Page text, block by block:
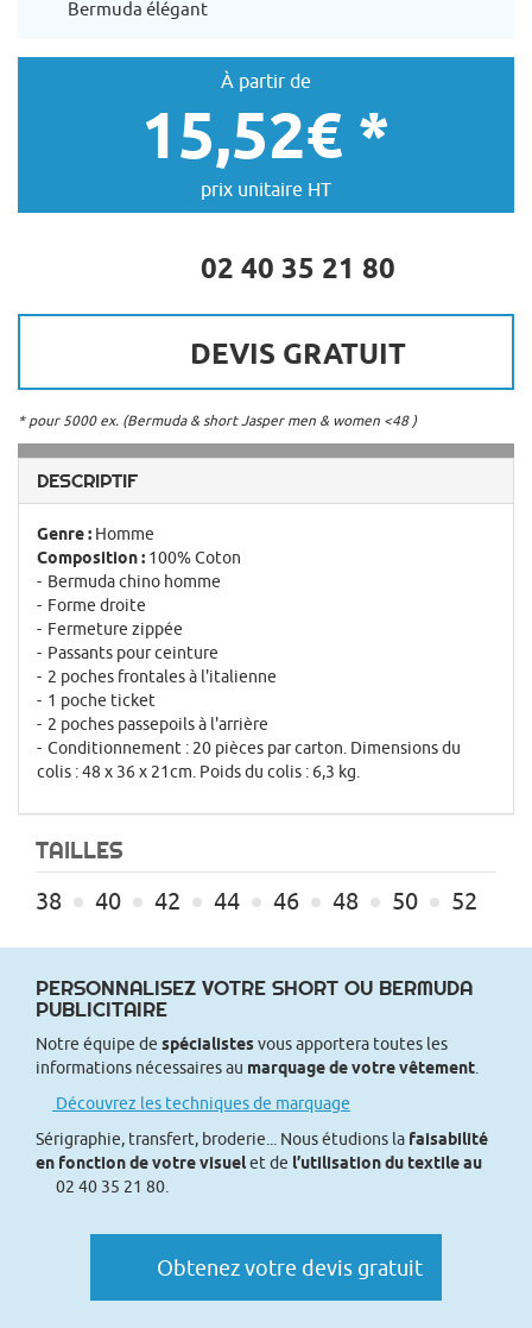
Bermuda élégant
À partir de
15,52€ *
prix unitaire HT
02 40 35 21 80
DEVIS GRATUIT
* pour 5000 ex. (Bermuda & short Jasper men & women <48 )
DESCRIPTIF
Genre : Homme
Composition : 100% Coton
Bermuda chino homme
Forme droite
Fermeture zippée
Passants pour ceinture
2 poches frontales à l'italienne
1 poche ticket
2 poches passepoils à l'arrière
Conditionnement : 20 pièces par carton. Dimensions du
colis : 48 x 36 x 21cm. Poids du colis : 6,3 kg.
TAILLES
38 40 42 44 46 48 50 52
PERSONNALISEZ VOTRE SHORT OU BERMUDA
PUBLICITAIRE
Notre équipe de spécialistesvous apportera toutes les
informations nécessaires au marquage de votre vêtement
Découvrez les techniques de marquage
Sérigraphie, transfert, broderie... Nous étudions la faisabilité
en fonction de votre visuelet de l’utilisation du textile au
02 40 35 21 80.
Obtenez votre devis gratuit